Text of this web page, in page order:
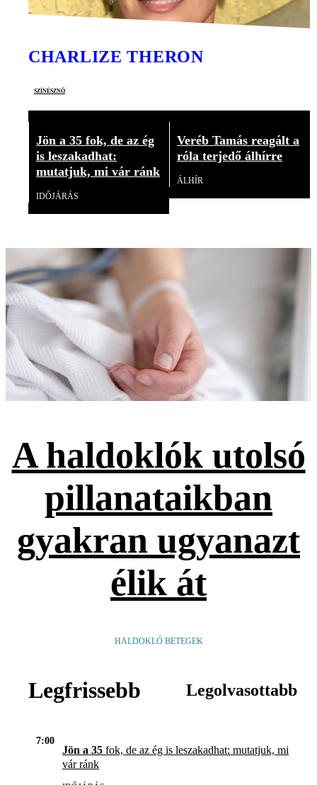
CHARLIZE THERON
színésznő
Jön a 35 fok, de az ég
is leszakadhat:
mutatjuk, mi vár ránk
IDŐJÁRÁS
Veréb Tamás reagált a
róla terjedő álhírre
ÁLHÍR
A haldoklók utolsó
pillanataikban
gyakran ugyanazt
élik át
HALDOKLÓ BETEGEK
Legfrissebb Legolvasottabb
7:00
Jön a 35 fok, de az ég is leszakadhat: mutatjuk, mi
vár ránk